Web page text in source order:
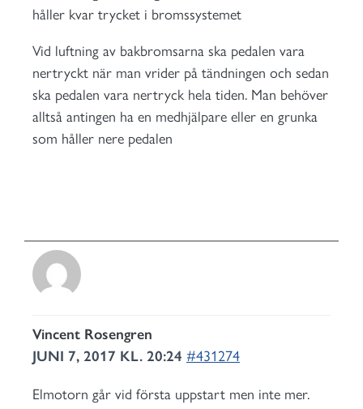
håller kvar trycket i bromssystemet
Vid luftning av bakbromsarna ska pedalen vara
nertryckt när man vrider på tändningen och sedan
ska pedalen vara nertryck hela tiden. Man behöver
alltså antingen ha en medhjälpare eller en grunka
som håller nere pedalen
Vincent Rosengren
JUNI 7, 2017 KL. 20:24 #431274
Elmotorn går vid första uppstart men inte mer.